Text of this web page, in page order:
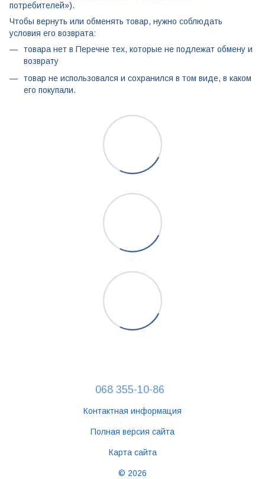
потребителей»).
Чтобы вернуть или обменять товар, нужно соблюдать
условия его возврата:
товара нет в Перечне тех, которые не подлежат обмену и
возврату
товар не использовался и сохранился в том виде, в каком
его покупали.
068 355-10-86
Контактная информация
Полная версия сайта
Карта сайта
© 2026